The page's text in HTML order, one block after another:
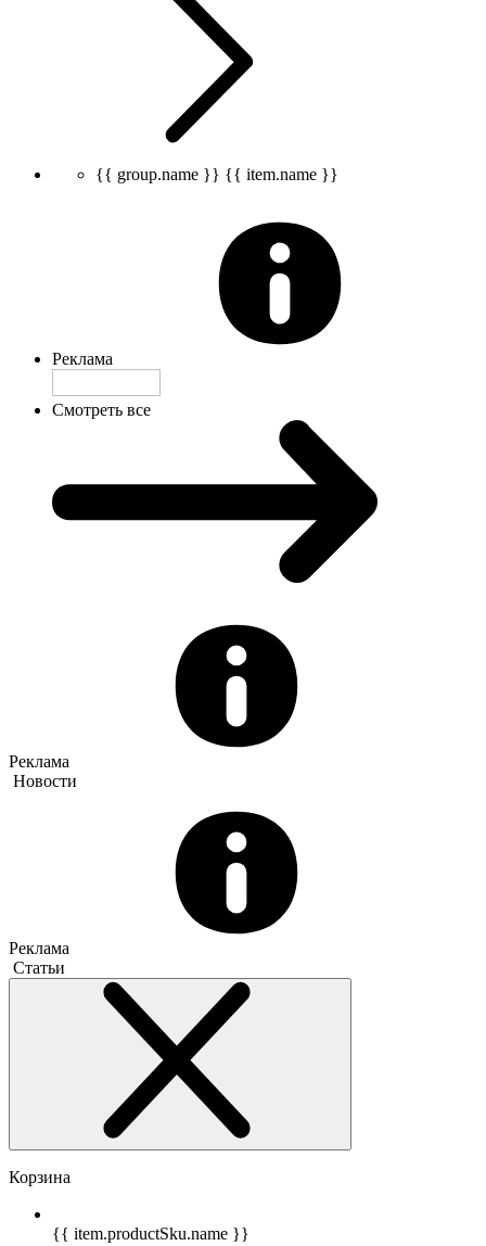
{{ group.name }} {{ item.name }}
Реклама
Смотреть все
Реклама
Новости
Реклама
Статьи
Корзина
{{ item.productSku.name }}